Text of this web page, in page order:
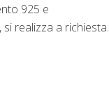
925 e
realizza a richiesta.